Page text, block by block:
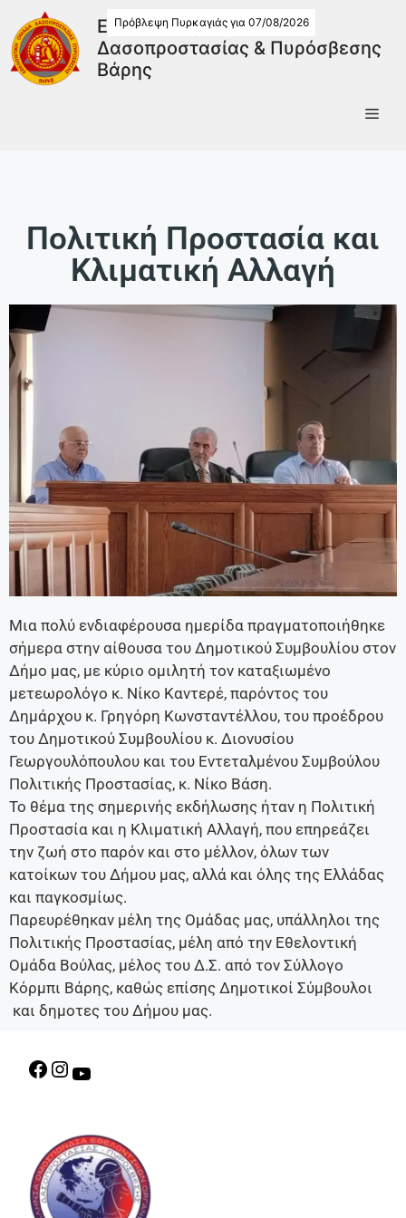
Εθελοντική Ομάδα
Δασοπροστασίας & Πυρόσβεσης
Βάρης
Πρόβλεψη Πυρκαγιάς για 07/08/2026
Πολιτική Προστασία και
Κλιματική Αλλαγή
Μια πολύ ενδιαφέρουσα ημερίδα πραγματοποιήθηκε
σήμερα στην αίθουσα του Δημοτικού Συμβουλίου στον
Δήμο μας, με κύριο ομιλητή τον καταξιωμένο
μετεωρολόγο κ. Νίκο Καντερέ, παρόντος του
Δημάρχου κ. Γρηγόρη Κωνσταντέλλου, του προέδρου
του Δημοτικού Συμβουλίου κ. Διονυσίου
Γεωργουλόπουλου και του Εντεταλμένου Συμβούλου
Πολιτικής Προστασίας, κ. Νίκο Βάση.
Το θέμα της σημερινής εκδήλωσης ήταν η Πολιτική
Προστασία και η Κλιματική Αλλαγή, που επηρεάζει
την ζωή στο παρόν και στο μέλλον, όλων των
κατοίκων του Δήμου μας, αλλά και όλης της Ελλάδας
και παγκοσμίως.
Παρευρέθηκαν μέλη της Ομάδας μας, υπάλληλοι της
Πολιτικής Προστασίας, μέλη από την Εθελοντική
Ομάδα Βούλας, μέλος του Δ.Σ. από τον Σύλλογο
Κόρμπι Βάρης, καθώς επίσης Δημοτικοί Σύμβουλοι
και δημοτες του Δήμου μας.